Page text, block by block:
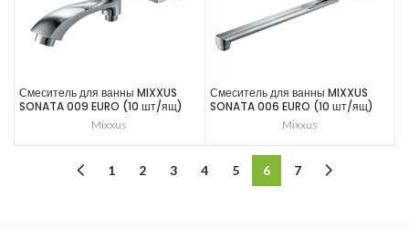
Смеситель для ванны MIXXUS
SONATA 009 EURO (10 шт/ящ)
Mixxus
Смеситель для ванны MIXXUS
SONATA 006 EURO (10 шт/ящ)
Mixxus
1 2 3 4 5 6 7